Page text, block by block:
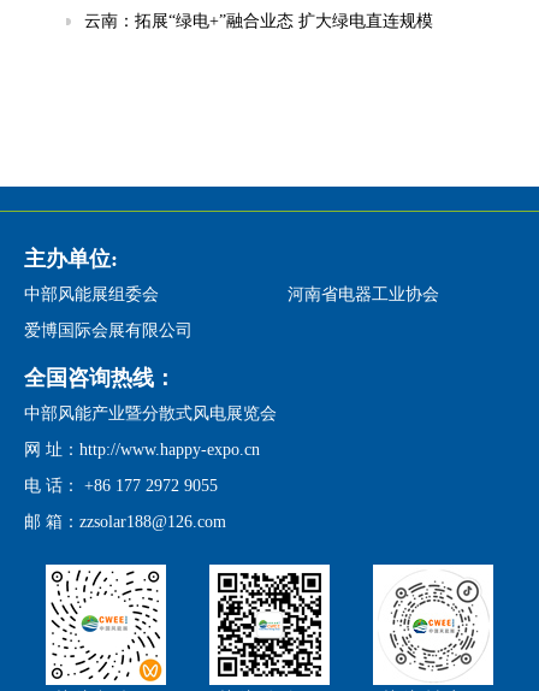
云南：拓展“绿电+”融合业态 扩大绿电直连规模
主办单位:
中部风能展组委会
河南省电器工业协会
爱博国际会展有限公司
全国咨询热线：
中部风能产业暨分散式风电展览会
网 址：http://www.happy-expo.cn
电 话： +86 177 2972 9055
邮 箱：zzsolar188@126.com